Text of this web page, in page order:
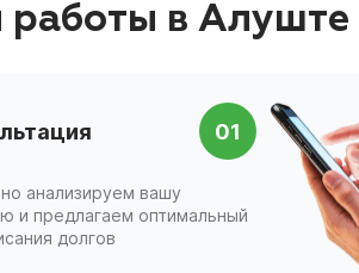
работы в Алуште
01
анализируем вашу
и предлагаем оптимальный
долгов